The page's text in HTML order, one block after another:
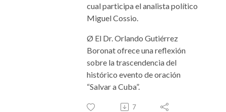
cual participa el analistapolítico
Miguel Cossio.
Ø El Dr. Orlando Gutiérrez
Boronat ofrece una reflexión
sobre la trascendencia del
histórico evento de oración
“Salvar a Cuba”.
7